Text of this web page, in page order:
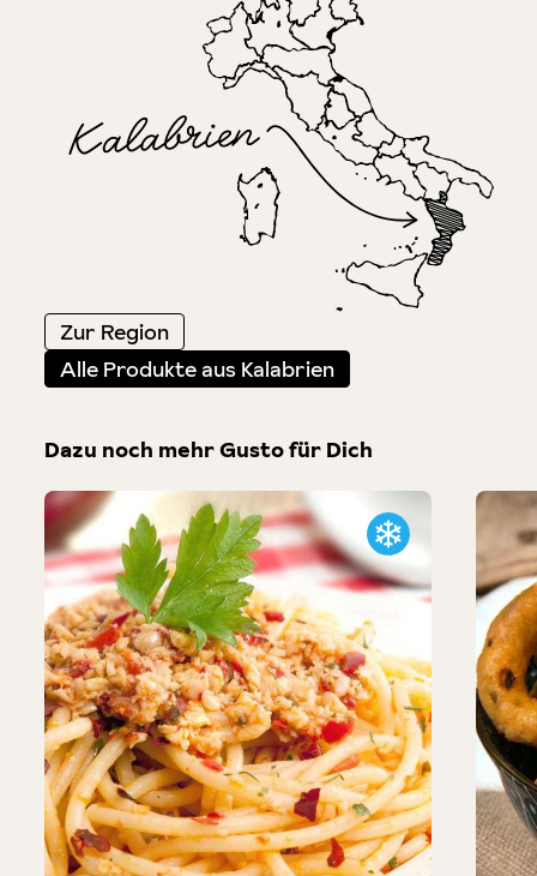
Zur Region
Alle Produkte aus Kalabrien
Dazu noch mehr Gusto für Dich
Produktgalerie überspringen